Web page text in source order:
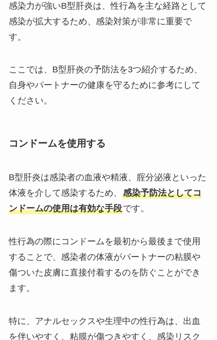
感染力が強いB型肝炎は、性行為を主な経路として
感染が拡大するため、感染対策が非常に重要で
す。
ここでは、B型肝炎の予防法を3つ紹介するため、
自身やパートナーの健康を守るために参考にして
ください。
コンドームを使用する
B型肝炎は感染者の血液や精液、腟分泌液といった
体液を介して感染するため、 感染予防法としてコ
ンドームの使用は有効な手段です。
性行為の際にコンドームを最初から最後まで使用
することで、感染者の体液がパートナーの粘膜や
傷ついた皮膚に直接付着するのを防ぐことができ
ます。
特に、アナルセックスや生理中の性行為は、出血
を伴いやすく、粘膜が傷つきやすく、感染リスク